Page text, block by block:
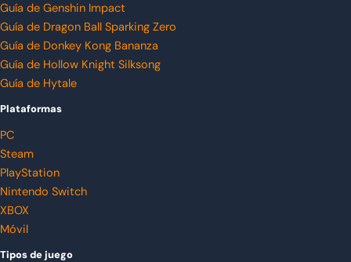
Guía de Genshin Impact
Guía de Dragon Ball Sparking Zero
Guía de Donkey Kong Bananza
Guía de Hollow Knight Silksong
Guía de Hytale
Plataformas
PC
Steam
PlayStation
Nintendo Switch
XBOX
Móvil
Tipos de juego